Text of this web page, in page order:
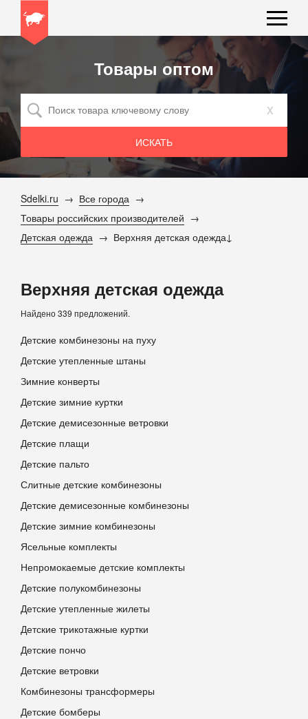
Товары оптом
x
Sdelki.ru
Все города
Товары российских производителей
Детская одежда
Верхняя детская одежда
Верхняя детская одежда
Найдено 339 предложений.
Детские комбинезоны на пуху
Детские утепленные штаны
Зимние конверты
Детские зимние куртки
Детские демисезонные ветровки
Детские плащи
Детские пальто
Слитные детские комбинезоны
Детские демисезонные комбинезоны
Детские зимние комбинезоны
Ясельные комплекты
Непромокаемые детские комплекты
Детские полукомбинезоны
Детские утепленные жилеты
Детские трикотажные куртки
Детские пончо
Детские ветровки
Комбинезоны трансформеры
Детские бомберы